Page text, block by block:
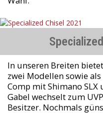
In unseren Breiten
zwei Modellen sowie als
Comp mit Shimano SLX
Gabel wechselt zum
Besitzer. Nochmals